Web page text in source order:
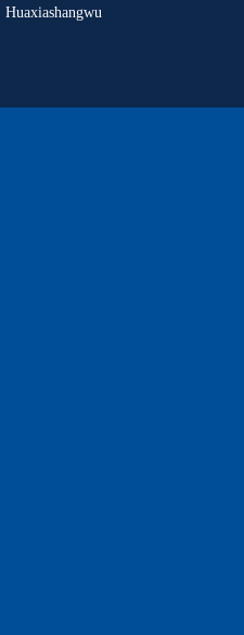
Huaxiashangwu